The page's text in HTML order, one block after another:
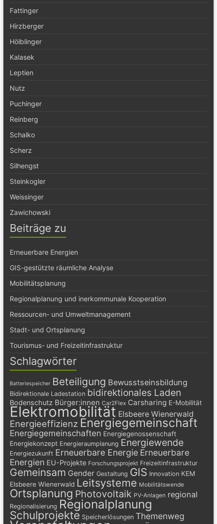
Fattinger
Hirzberger
Hölblinger
Kalasek
Leptien
Nutz
Puchinger
Reinberg
Schalko
Scherz
Silhengst
Steinkogler
Weissinger
Zawichowski
Beiträge zu
Erneuerbare Energien
GIS-gestützte räumliche Analyse
Mobilitätsplanung
Regionalplanung und inerkommunale Kooperation
Ressourcen- und Umweltmanagement
Stadt- und Ortsplanung
Tourismus- und Freizeitinfrastruktur
Schlagwörter
Batteriespeicher Beteiligung Bewusstseinsbildung
Bidirektionale Ladestation bidirektionales Laden
Bodenschutz Bürger:innen Car2Flex Carsharing E-Mobilität
Elektromobilität Elsbeere Wienerwald
Energieeffizienz Energiegemeinschaft
Energiegemeinschaften Energiegenossenschaft
Energiekonzept Energieraumplanung Energiewende
Energiezukunft Erneuerbare Energie Erneuerbare
Energien EU-Projekte Forschungsprojekt Freizeitinfrastruktur
Gemeinsam Gender Gestaltung GIS Innovation KEM
Elsbeere Wienerwald Leitsysteme Mobilitätswende
Ortsplanung Photovoltaik PV-Anlagen regional
Regionalisierung Regionalplanung
Schulprojekte Speicherlösungen Themenweg